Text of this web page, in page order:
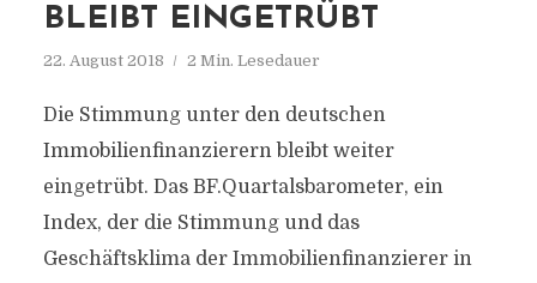
BLEIBT EINGETRÜBT
22. August 2018 2 Min. Lesedauer
Die Stimmung unter den deutschen
Immobilienfinanzierern bleibt weiter
eingetrübt. Das BF.Quartalsbarometer, ein
Index, der die Stimmung und das
Geschäftsklima der Immobilienfinanzierer in